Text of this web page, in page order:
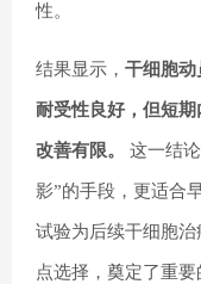
性。
结果显示， 干细胞动
耐受性良好，但短
改善有限。 这一结
影”的手段，更适合
试验为后续干细胞
点选择，奠定了重要